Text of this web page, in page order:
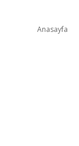
Anasayfa